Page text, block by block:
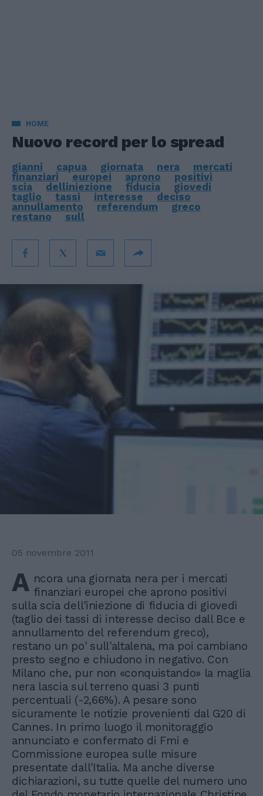
HOME
Nuovo record per lo spread
gianni capua giornata nera
mercati
finanziari
europei aprono
positivi
scia
delliniezione fiducia
giovedi
taglio
tassi interesse
deciso
annullamento
referendum
greco
restano
sull
05 novembre 2011
A ncora una giornata nera per i mercati
finanziari europei che aprono positivi
sulla scia dell'iniezione di fiducia di giovedì
(taglio dei tassi di interesse deciso dall Bce e
annullamento del referendum greco),
restano un po' sull'altalena, ma poi cambiano
presto segno e chiudono in negativo. Con
Milano che, pur non «conquistando» la maglia
nera lascia sul terreno quasi 3 punti
percentuali (-2,66%). A pesare sono
sicuramente le notizie provenienti dal G20 di
Cannes. In primo luogo il monitoraggio
annunciato e confermato di Fmi e
Commissione europea sulle misure
presentate dall'Italia. Ma anche diverse
dichiarazioni, su tutte quelle del numero uno